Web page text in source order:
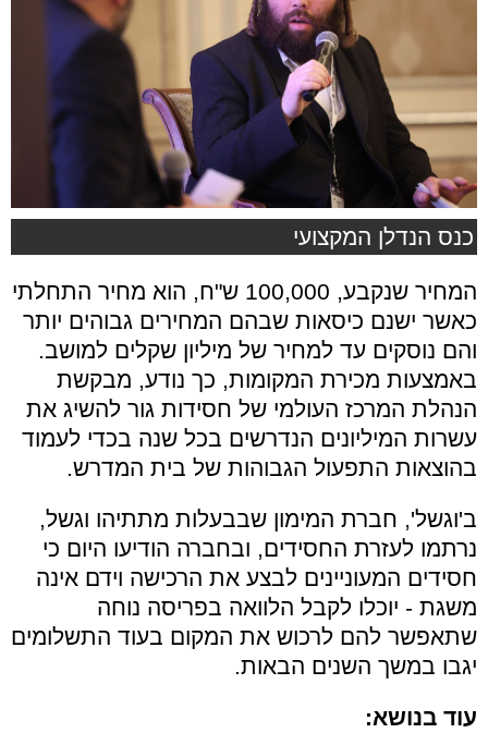
כנס הנדלן המקצועי
המחיר שנקבע, 100,000 ש"ח, הוא מחיר התחלתי
כאשר ישנם כיסאות שבהם המחירים גבוהים יותר
והם נוסקים עד למחיר של מיליון שקלים למושב.
באמצעות מכירת המקומות, כך נודע, מבקשת
הנהלת המרכז העולמי של חסידות גור להשיג את
עשרות המיליונים הנדרשים בכל שנה בכדי לעמוד
בהוצאות התפעול הגבוהות של בית המדרש.
ב'וגשל', חברת המימון שבבעלות מתתיהו וגשל,
נרתמו לעזרת החסידים, ובחברה הודיעו היום כי
חסידים המעוניינים לבצע את הרכישה וידם אינה
משגת - יוכלו לקבל הלוואה בפריסה נוחה
שתאפשר להם לרכוש את המקום בעוד התשלומים
יגבו במשך השנים הבאות.
עוד בנושא: